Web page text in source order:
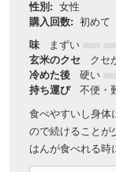
性別: 女性
購入回数: 初めて
味
まずい
玄米のクセ
クセ
冷めた後
硬い
持ち運び
不便・
食べやすいし身
ので続けることが
はんが食べれる時